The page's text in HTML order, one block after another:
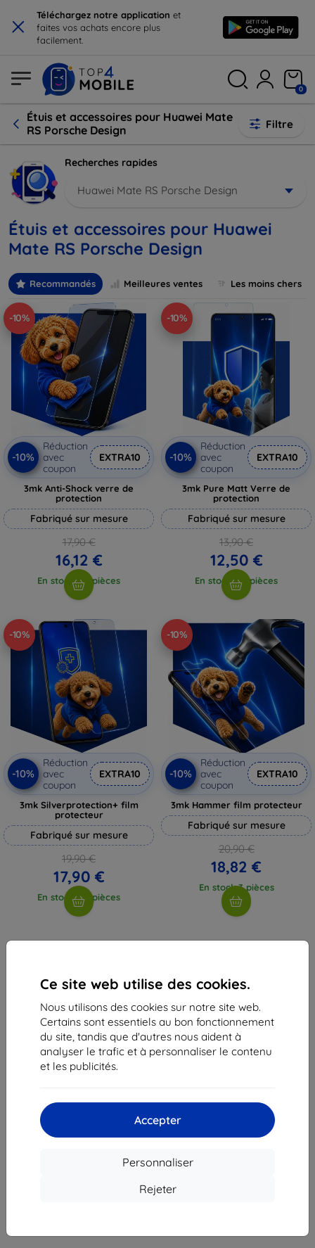
× Téléchargez notre application et
faites vos achats encore plus
facilement.
Ce site web utilise des cookies.
Nous utilisons des cookies sur notre site web.
Certains sont essentiels au bon fonctionnement
du site, tandis que d'autres nous aident à
analyser le trafic et à personnaliser le contenu
et les publicités.
Accepter
Personnaliser
Rejeter
0
Étuis et accessoires pour Huawei Mate
RS Porsche Design
Filtre
Recherches rapides
Huawei Mate RS Porsche Design
Étuis et accessoires pour Huawei
Mate RS Porsche Design
Recommandés Meilleures ventes Les moins chers
-10%
-10%
Réduction
avec
coupon
EXTRA10
3mk Anti-Shock verre de
protection
Fabriqué sur mesure
17,90 €
16,12 €
En stock > 5 pièces
-10%
-10%
Réduction
avec
coupon
EXTRA10
3mk Pure Matt Verre de
protection
Fabriqué sur mesure
13,90 €
12,50 €
En stock > 5 pièces
-10%
-10%
Réduction
avec
coupon
EXTRA10
3mk Silverprotection+ film
protecteur
Fabriqué sur mesure
19,90 €
17,90 €
En stock > 5 pièces
-10%
-10%
Réduction
avec
coupon
EXTRA10
3mk Hammer film protecteur
Fabriqué sur mesure
20,90 €
18,82 €
En stock 3 pièces
Shield-Sk s.r.o.
Ulica Rudolfa Mocka 3750/2A
841 04 Bratislava
Numéro d’identification d’entreprise :